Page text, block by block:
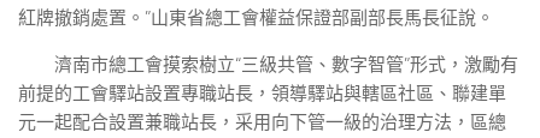
紅牌撤銷處置。”山東省總工會權益保證部副部長馬長征說。
濟南市總工會摸索樹立“三級共管、數字智管”形式，激勵有
前提的工會驛站設置專職站長，領導驛站與轄區社區、聯建單
元一起配合設置兼職站長，采用向下管一級的治理方法，區總